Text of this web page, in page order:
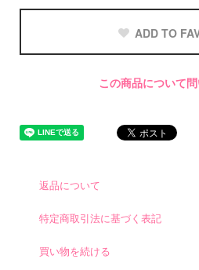
ADD TO
この商品について
返品について
特定商取引法に基づく表記
買い物を続ける